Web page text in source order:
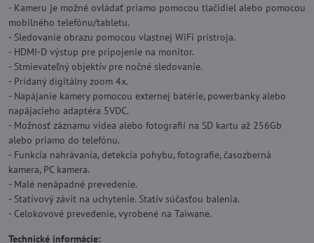
- Kameru je možné ovládať priamo pomocou tlačidiel alebo pomocou
mobilného telefónu/tabletu.
- Sledovanie obrazu pomocou vlastnej WiFi prístroja.
- HDMI-D výstup pre pripojenie na monitor.
- Stmievateľný objektív pre nočné sledovanie.
- Pridaný digitálny zoom 4x.
- Napájanie kamery pomocou externej batérie, powerbanky alebo
napájacieho adaptéra 5VDC.
- Možnosť záznamu videa alebo fotografií na SD kartu až 256Gb
alebo priamo do telefónu.
- Funkcia nahrávania, detekcia pohybu, fotografie, časozberná
kamera, PC kamera.
- Malé nenápadné prevedenie.
- Statívový závit na uchytenie. Statív súčasťou balenia.
- Celokovové prevedenie, vyrobené na Taiwane.
Technické informácie: